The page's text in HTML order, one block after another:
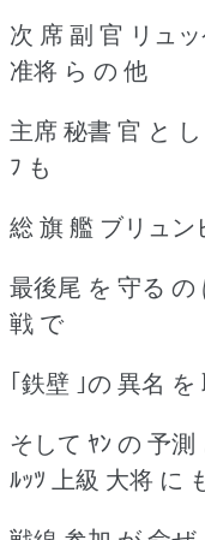
次 席 副 官 リュ
准将 ら の 他
主席 秘書 官 と し
ﾌ も
総 旗 艦 ブリュン
最後尾 を 守る の
戦 で
｢鉄壁 ｣の 異名
そして ﾔﾝ の 予測
ﾙｯﾂ 上級 大将 に